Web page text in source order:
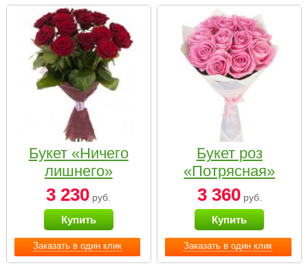
Заказать в один клик
Букет «Ничего
лишнего»
3 230 руб.
Купить
Заказать в один клик
Букет роз
«Потрясная»
3 360руб.
Купить